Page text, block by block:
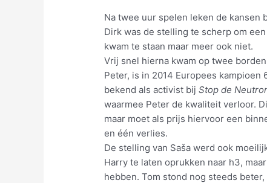
Na twee uur spelen leken de kansen
Dirk was de stelling te scherp om
kwam te staan maar meer ook niet.
Vrij snel hierna kwam op twee
Peter, is in 2014 Europees
bekend als activist bijStop de
waarmee Peter de kwaliteit verloor.
maar moet als prijs hiervoor een
en één verlies.
De stelling van Saša werd ook
Harry te laten oprukken naar h3,
hebben. Tom stond nog steeds